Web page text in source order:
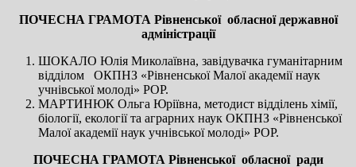
ПОЧЕСНА ГРАМОТА Рівненської обласної державної
адміністрації
ШОКАЛО Юлія Миколаївна, завідувачка гуманітарним
відділом ОКПНЗ «Рівненської Малої академії наук
учнівської молоді» РОР.
МАРТИНЮК Ольга Юріївна, методист відділень хімії,
біології, екології та аграрних наук ОКПНЗ «Рівненської
Малої академії наук учнівської молоді» РОР.
ПОЧЕСНА ГРАМОТА Рівненської обласної ради